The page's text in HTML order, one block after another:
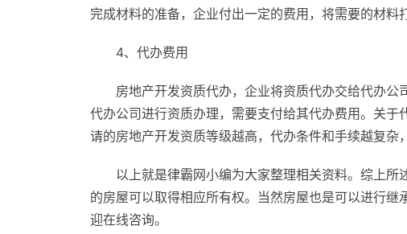
完成材料的准备，企业付出一定的费用，将需要的材料
4、代办费用
房地产开发资质代办，企业将资质代办交给代办
代办公司进行资质办理，需要支付给其代办费用。关
请的房地产开发资质等级越高，代办条件和手续越复杂
以上就是律霸网小编为大家整理相关资料。综上
的房屋可以取得相应所有权。当然房屋也是可以进行
迎在线咨询。